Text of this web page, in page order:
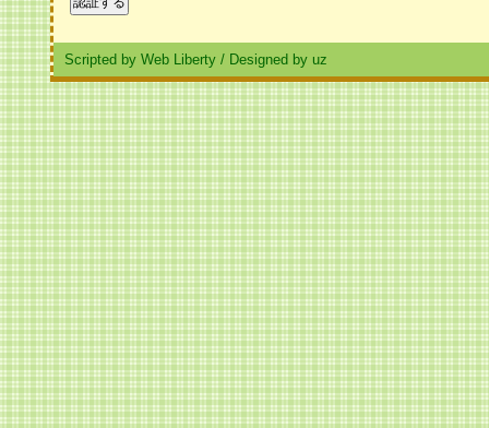
Scripted by Web Liberty / Designed by uz